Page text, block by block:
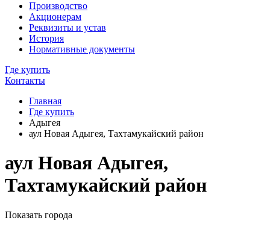
Производство
Акционерам
Реквизиты и устав
История
Нормативные документы
Где купить
Контакты
Главная
Где купить
Адыгея
аул Новая Адыгея, Тахтамукайский район
аул Новая Адыгея,
Тахтамукайский район
Показать города